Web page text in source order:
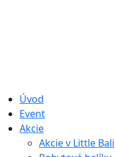
Úvod
Event
Akcie
Akcie v Little Bali